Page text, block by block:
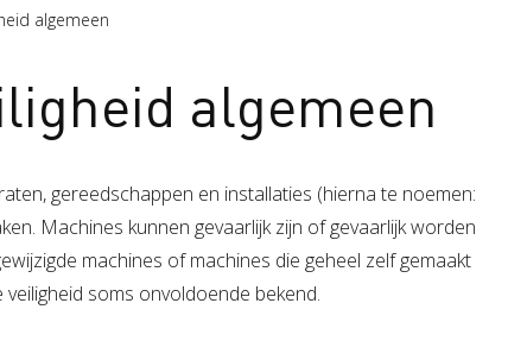
algemeen
algemeen
gereedschappen en installaties (hierna te noemen:
Machines kunnen gevaarlijk zijn of gevaarlijk worden
machines of machines die geheel zelf gemaakt
soms onvoldoende bekend.